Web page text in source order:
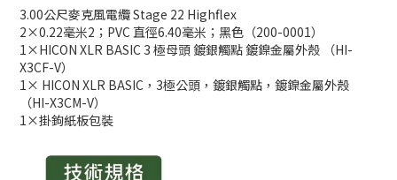
3.00公尺麥克風電纜 Stage 22 Highflex
2×0.22毫米2；PVC 直徑6.40毫米；黑色（200-0001）
1×HICON XLR BASIC 3 極母頭 鍍銀觸點 鍍鎳金屬外殼 （HI-
X3CF-V）
1× HICON XLR BASIC，3極公頭，鍍銀觸點，鍍鎳金屬外殼
（HI-X3CM-V）
1×掛鉤紙板包裝